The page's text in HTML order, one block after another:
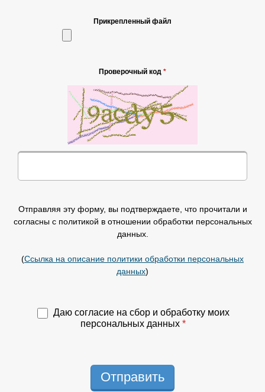
Прикрепленный файл
Проверочный код *
Отправляя эту форму, вы подтверждаете, что прочитали и
согласны с политикой в отношении обработки персональных
данных.
(Ссылка на описание политики обработки персональных
данных)
Даю согласие на сбор и обработку моих
персональных данных *
Отправить